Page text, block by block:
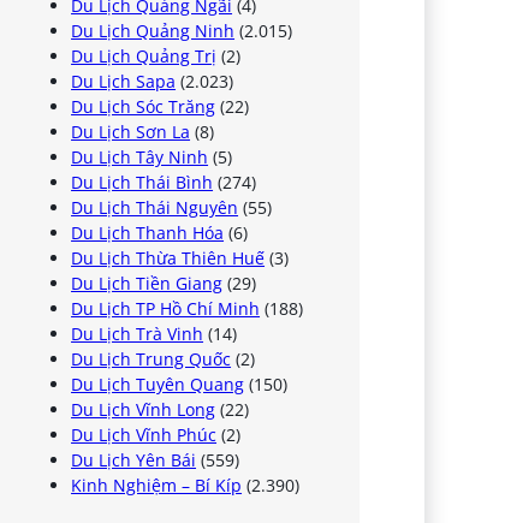
Du Lịch Quảng Ngãi (4)
Du Lịch Quảng Ninh (2.015)
Du Lịch Quảng Trị (2)
Du Lịch Sapa (2.023)
Du Lịch Sóc Trăng (22)
Du Lịch Sơn La (8)
Du Lịch Tây Ninh (5)
Du Lịch Thái Bình (274)
Du Lịch Thái Nguyên (55)
Du Lịch Thanh Hóa (6)
Du Lịch Thừa Thiên Huế (3)
Du Lịch Tiền Giang (29)
Du Lịch TP Hồ Chí Minh (188)
Du Lịch Trà Vinh (14)
Du Lịch Trung Quốc (2)
Du Lịch Tuyên Quang (150)
Du Lịch Vĩnh Long (22)
Du Lịch Vĩnh Phúc (2)
Du Lịch Yên Bái (559)
Kinh Nghiệm – Bí Kíp (2.390)